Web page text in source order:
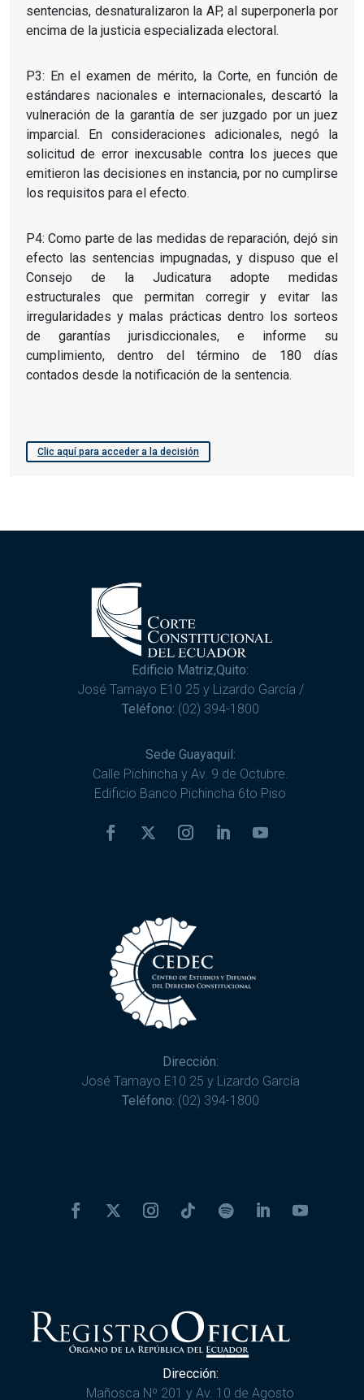
sentencias, desnaturalizaron la AP, al superponerla por
encima de la justicia especializada electoral.
P3: En el examen de mérito, la Corte, en función de
estándares nacionales e internacionales, descartó la
vulneración de la garantía de ser juzgado por un juez
imparcial. En consideraciones adicionales, negó la
solicitud de error inexcusable contra los jueces que
emitieron las decisiones en instancia, por no cumplirse
los requisitos para el efecto.
P4: Como parte de las medidas de reparación, dejó sin
efecto las sentencias impugnadas, y dispuso que el
Consejo de la Judicatura adopte medidas
estructurales que permitan corregir y evitar las
irregularidades y malas prácticas dentro los sorteos
de garantías jurisdiccionales, e informe su
cumplimiento, dentro del término de 180 días
contados desde la notificación de la sentencia.
Clic aquí para acceder a la decisión
Edificio Matriz,Quito:
José Tamayo E10 25 y Lizardo García /
Teléfono: (02) 394-1800
Sede Guayaquil:
Calle Pichincha y Av. 9 de Octubre.
Edificio Banco Pichincha 6to Piso
Dirección:
José Tamayo E10 25 y Lizardo García
Teléfono: (02) 394-1800
Dirección:
Mañosca Nº 201 y Av. 10 de Agosto